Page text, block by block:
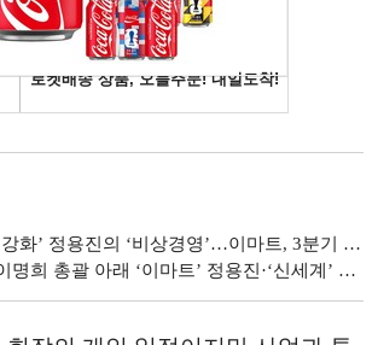
정용진의 ‘비상경영’…이마트, 3분기 최대 성과 달성
총괄 아래 ‘이마트’ 정용진·‘신세계’ 정유경